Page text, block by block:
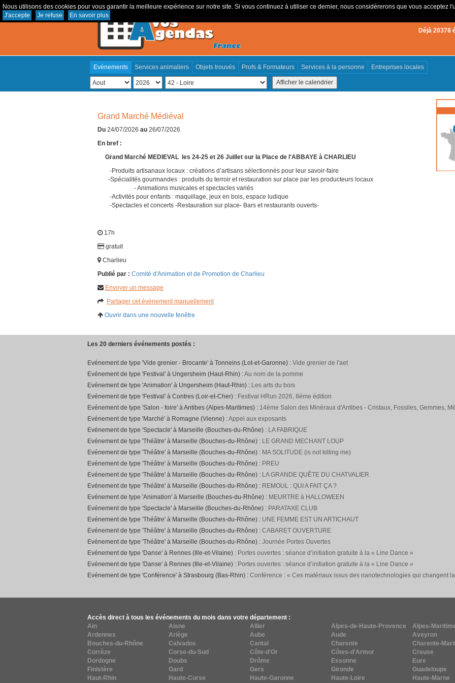
Nous utilisons des cookies pour vous garantir la meilleure expérience sur notre site. Si vous continuez à utiliser ce dernier, nous considérerons que vous acceptez
J'accepte
Je refuse En savoir plus
Déjà 20378
Evénements Services animaliers Objets trouvés Profs & Formateurs Services à la personne Entreprises locales
Grand Marché Médiéval
Du 24/07/2026 au 26/07/2026
En bref :
Grand Marché MEDIEVAL les 24-25 et 26 Juillet sur la Place de l'ABBAYE à CHARLIEU
-Produits artisanaux locaux : créations d’artisans sélectionnés pour leur savoir-faire
-Spécialités gourmandes : produits du terroir et restauration sur place par les producteurs locaux
- Animations musicales et spectacles variés
-Activités pour enfants : maquillage, jeux en bois, espace ludique
-Spectacles et concerts -Restauration sur place- Bars et restaurants ouverts-
17h
gratuit
Charlieu
Publié par : Comité d'Animation et de Promotion de Charlieu
Envoyer un message
Partager cet événement manuellement
Ouvrir dans une nouvelle fenêtre
Les 20 derniers événements postés :
Evénement de type 'Vide grenier - Brocante' à Tonneins (Lot-et-Garonne) : Vide grenier de l'aet
Evénement de type 'Festival' à Ungersheim (Haut-Rhin) :Au nom de la pomme
Evénement de type 'Animation' à Ungersheim (Haut-Rhin) : Les arts du bois
Evénement de type 'Festival' à Contres (Loir-et-Cher) : Festival HRun 2026, 8ème édition
Evénement de type 'Salon - foire' à Antibes (Alpes-Maritimes) : 14ème Salon des Minéraux d'Antibes - Cristaux, Fossiles, Gemmes,
Evénement de type 'Marché' à Romagne (Vienne) :Appel aux exposants
Evénement de type 'Spectacle' à Marseille (Bouches-du-Rhône) : LA FABRIQUE
Evénement de type 'Théâtre' à Marseille (Bouches-du-Rhône) : LE GRAND MECHANT LOUP
Evénement de type 'Théâtre' à Marseille (Bouches-du-Rhône) : MA SOLITUDE (is not killing me)
Evénement de type 'Théâtre' à Marseille (Bouches-du-Rhône) : PREU
Evénement de type 'Théâtre' à Marseille (Bouches-du-Rhône) : LA GRANDE QUÊTE DU CHATVALIER
Evénement de type 'Théâtre' à Marseille (Bouches-du-Rhône) : REMOUL : QUI A FAIT ÇA ?
Evénement de type 'Animation' à Marseille (Bouches-du-Rhône) : MEURTRE à HALLOWEEN
Evénement de type 'Spectacle' à Marseille (Bouches-du-Rhône) : PARATAXE CLUB
Evénement de type 'Théâtre' à Marseille (Bouches-du-Rhône) : UNE FEMME EST UN ARTICHAUT
Evénement de type 'Théâtre' à Marseille (Bouches-du-Rhône) : CABARET OUVERTURE
Evénement de type 'Théâtre' à Marseille (Bouches-du-Rhône) : Journée Portes Ouvertes
Evénement de type 'Danse' à Rennes (Ille-et-Vilaine) : Portes ouvertes : séance d’initiation gratuite à la « Line Dance »
Evénement de type 'Danse' à Rennes (Ille-et-Vilaine) : Portes ouvertes : séance d’initiation gratuite à la « Line Dance »
Evénement de type 'Conférence' à Strasbourg (Bas-Rhin) : Conférence : « Ces matériaux issus des nanotechnologies qui changent
Accès direct à tous les événements du mois dans votre département :
Ain
Aisne Allier Alpes-de-Haute-Provence Alpes-
Ardennes
Ariège Aube Aude Aveyron
Bouches-du-Rhône
Calvados Cantal Charente Charente-
Corrèze
Corse-du-Sud Côte-d'Or Côtes-d'Armor Creuse
Dordogne
Doubs Drôme Essonne Eure
Finistère
Gard Gers Gironde Guadeloupe
Haut-Rhin
Haute-Corse Haute-Garonne Haute-Loire Haute-Marne